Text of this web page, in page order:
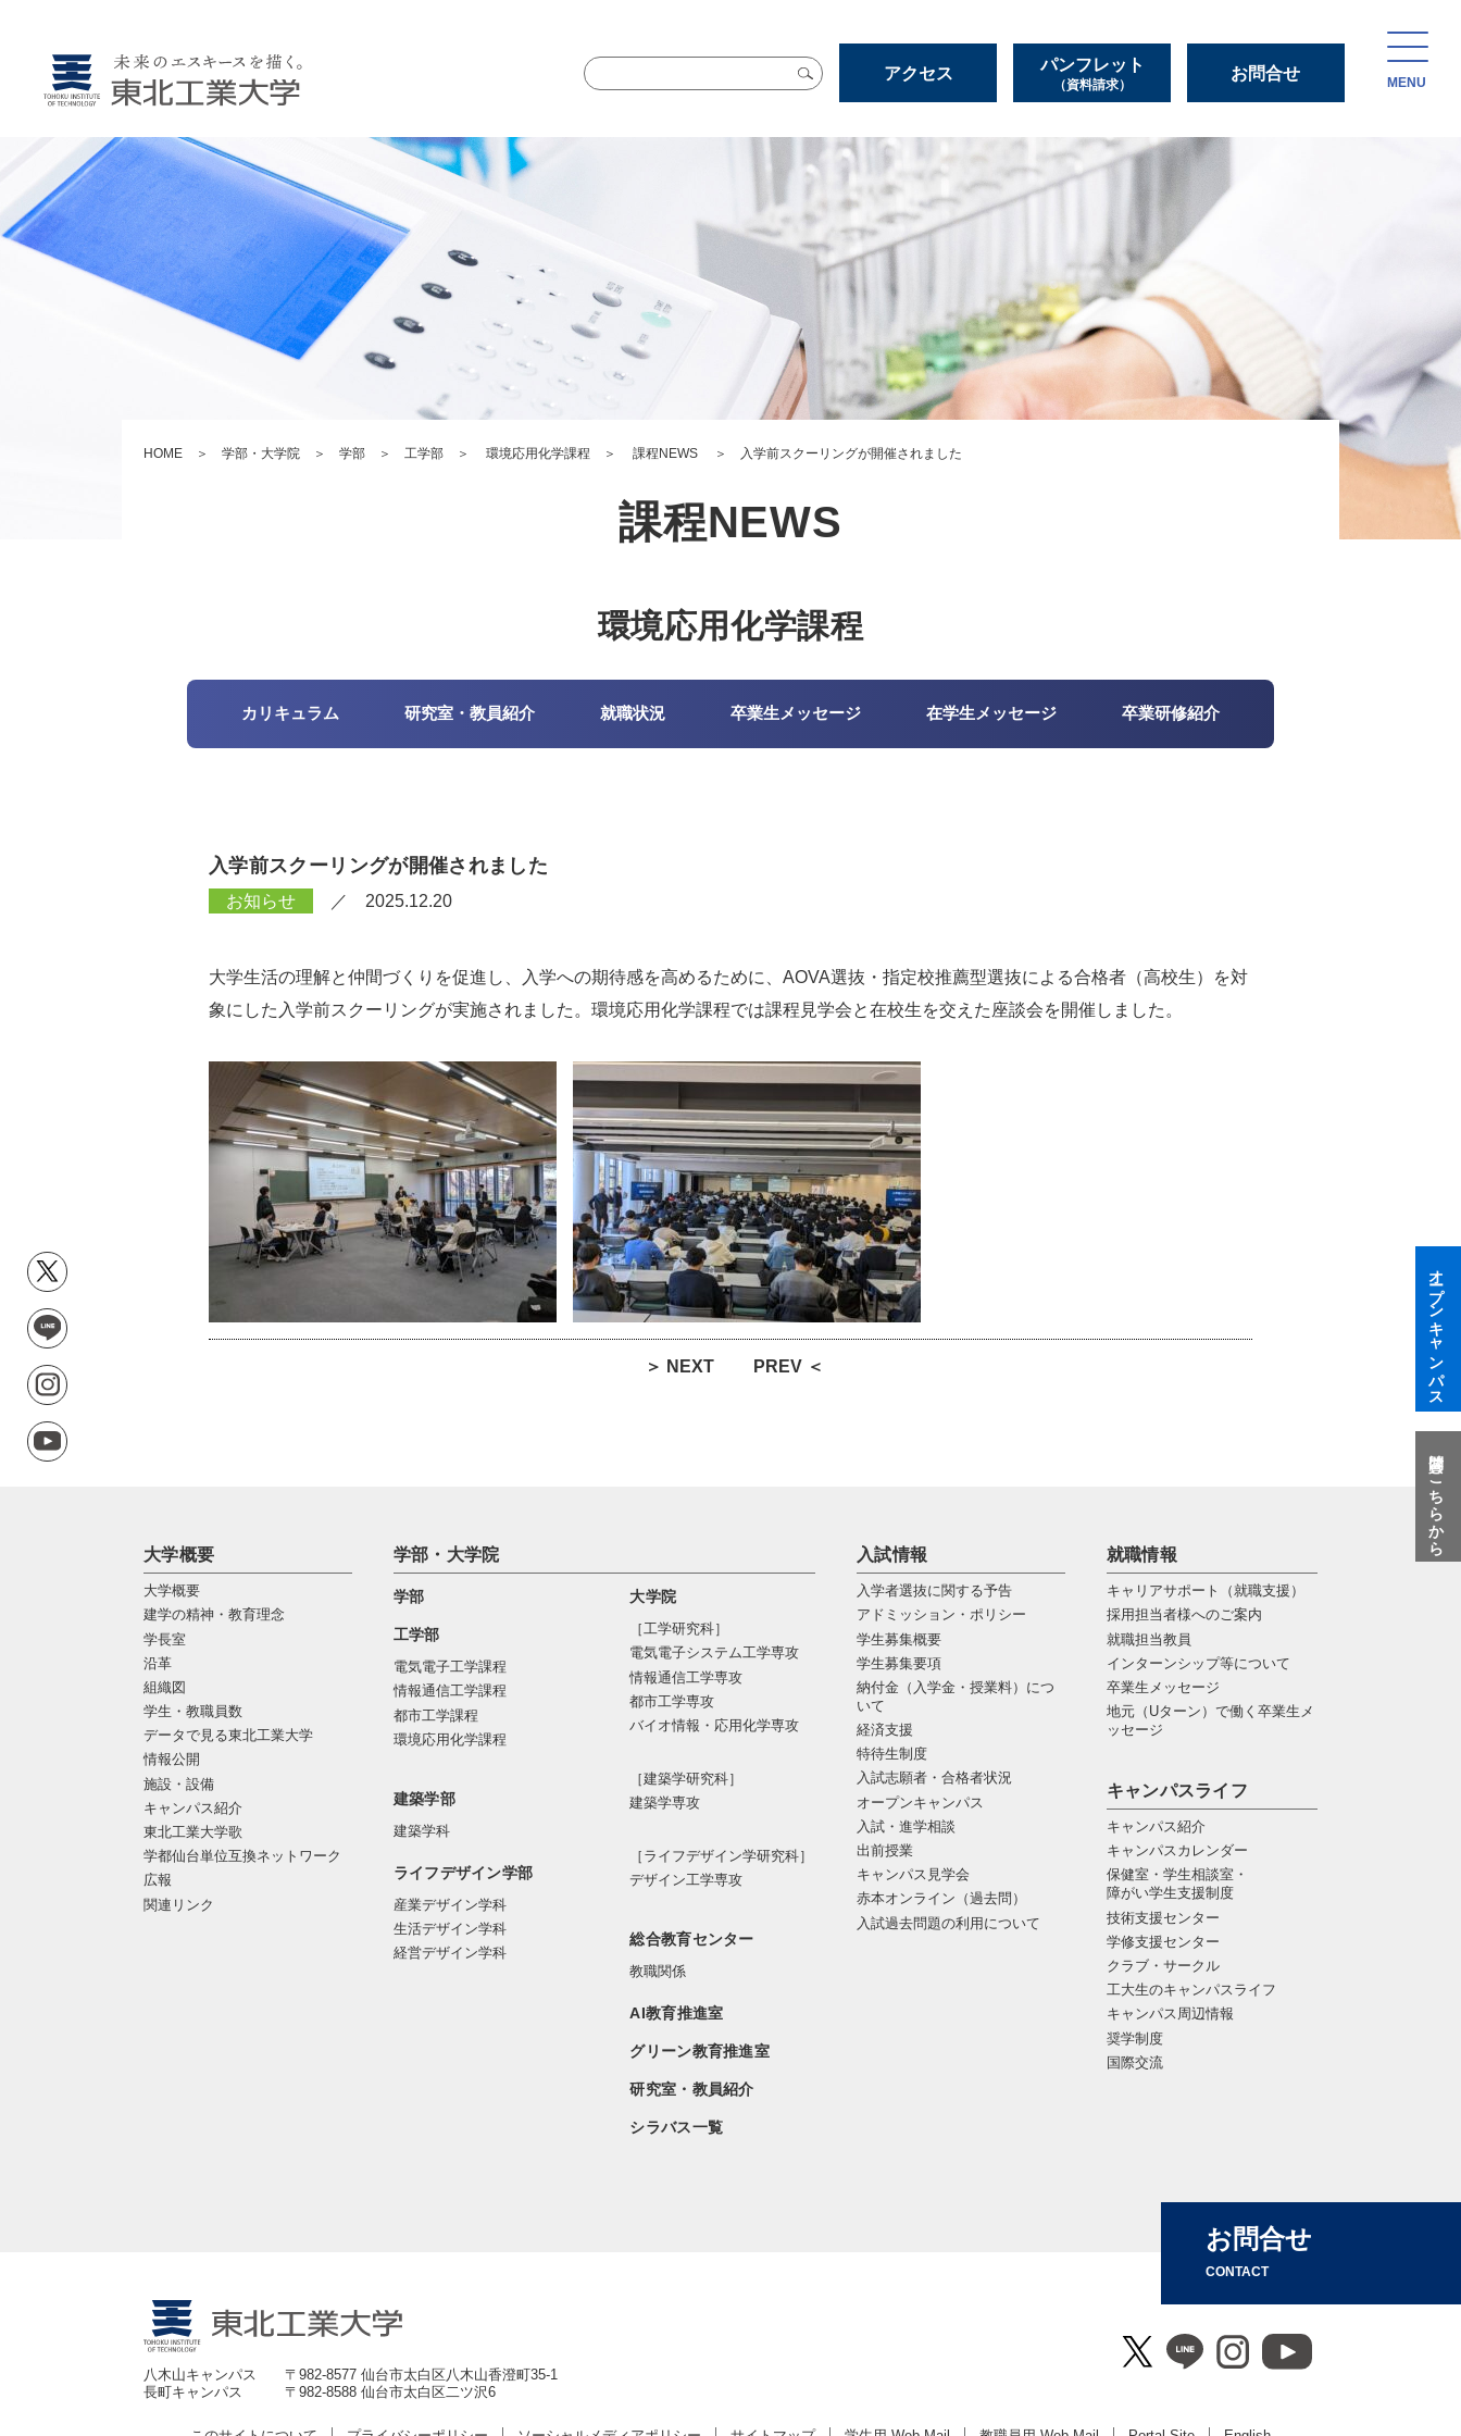
アクセス パンフレット
（資料請求）
お問合せ
MENU
HOME ＞ 学部・大学院 ＞ 学部 ＞ 工学部 ＞ 環境応用化学課程 ＞ 課程NEWS ＞ 入学前スクーリングが開催されました
課程NEWS
環境応用化学課程
カリキュラム 研究室・教員紹介 就職状況 卒業生メッセージ 在学生メッセージ 卒業研修紹介
入学前スクーリングが開催されました
お知らせ ／ 2025.12.20
大学生活の理解と仲間づくりを促進し、入学への期待感を高めるために、AOVA選抜・指定校推薦型選抜による合格者（高校生）を対
象にした入学前スクーリングが実施されました。環境応用化学課程では課程見学会と在校生を交えた座談会を開催しました。
＞ NEXT PREV ＜
大学概要
大学概要
建学の精神・教育理念
学長室
沿革
組織図
学生・教職員数
データで見る東北工業大学
情報公開
施設・設備
キャンパス紹介
東北工業大学歌
学都仙台単位互換ネットワーク
広報
関連リンク
学部・大学院
学部
工学部
電気電子工学課程
情報通信工学課程
都市工学課程
環境応用化学課程
建築学部
建築学科
ライフデザイン学部
産業デザイン学科
生活デザイン学科
経営デザイン学科
大学院
［工学研究科］
電気電⼦システム⼯学専攻
情報通信⼯学専攻
都市⼯学専攻
バイオ情報・応⽤化学専攻
［建築学研究科］
建築学専攻
［ライフデザイン学研究科］
デザイン工学専攻
総合教育センター
教職関係
AI教育推進室
グリーン教育推進室
研究室・教員紹介
シラバス一覧
入試情報
入学者選抜に関する予告
アドミッション・ポリシー
学生募集概要
学生募集要項
納付金（入学金・授業料）につ
いて
経済支援
特待生制度
入試志願者・合格者状況
オープンキャンパス
入試・進学相談
出前授業
キャンパス見学会
赤本オンライン（過去問）
入試過去問題の利用について
就職情報
キャリアサポート（就職支援）
採用担当者様へのご案内
就職担当教員
インターンシップ等について
卒業生メッセージ
地元（Uターン）で働く卒業生メ
ッセージ
キャンパスライフ
キャンパス紹介
キャンパスカレンダー
保健室・学生相談室・
障がい学生支援制度
技術支援センター
学修支援センター
クラブ・サークル
工大生のキャンパスライフ
キャンパス周辺情報
奨学制度
国際交流
お問合せ
CONTACT
八木山キャンパス
〒982-8577 仙台市太白区八木山香澄町35-1
長町キャンパス
〒982-8588 仙台市太白区二ツ沢6
オープンキャンパス
質問はこちらから